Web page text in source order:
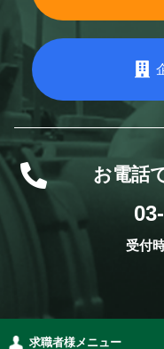
お電話
受付
求職者様メニュー